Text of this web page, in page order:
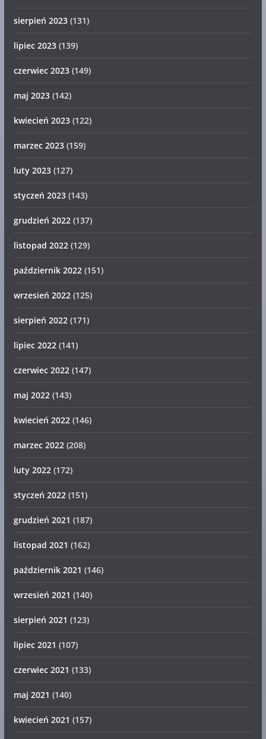
sierpień 2023(131)
lipiec 2023(139)
czerwiec 2023(149)
maj 2023(142)
kwiecień 2023(122)
marzec 2023(159)
luty 2023(127)
styczeń 2023(143)
grudzień 2022(137)
listopad 2022(129)
październik 2022(151)
wrzesień 2022(125)
sierpień 2022(171)
lipiec 2022(141)
czerwiec 2022(147)
maj 2022(143)
kwiecień 2022(146)
marzec 2022(208)
luty 2022(172)
styczeń 2022(151)
grudzień 2021 (187)
listopad 2021 (162)
październik 2021 (146)
wrzesień 2021 (140)
sierpień 2021 (123)
lipiec 2021 (107)
czerwiec 2021 (133)
maj 2021 (140)
kwiecień 2021 (157)